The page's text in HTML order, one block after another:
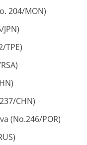
204/MON)
TPE)
CHN)
(No.246/POR)